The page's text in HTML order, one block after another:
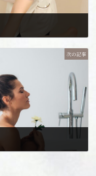
次の記事